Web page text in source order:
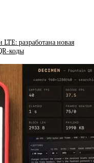
разработана новая
коды